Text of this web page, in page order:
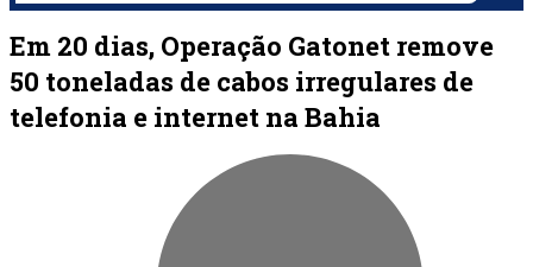
Em 20 dias, Operação Gatonet remove
50 toneladas de cabos irregulares de
telefonia e internet na Bahia